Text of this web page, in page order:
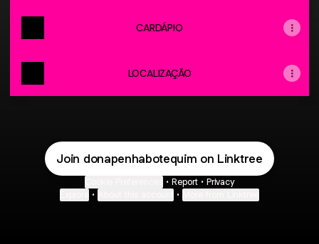
CARDÁPIO
LOCALIZAÇÃO
Join donapenhabotequim on Linktree
• Report • Privacy
• •